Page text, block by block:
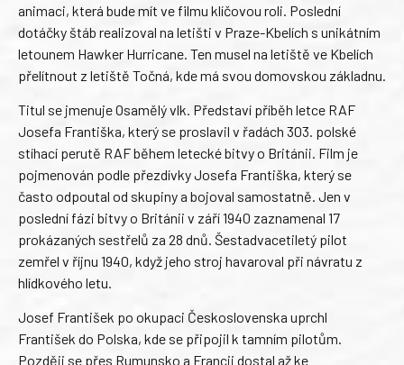
animaci, která bude mít ve filmu klíčovou roli. Poslední
dotáčky štáb realizoval na letišti v Praze-Kbelích s unikátním
letounem Hawker Hurricane. Ten musel na letiště ve Kbelích
přelítnout z letiště Točná, kde má svou domovskou základnu.
Titul se jmenuje Osamělý vlk. Představí příběh letce RAF
Josefa Františka, který se proslavil v řadách 303. polské
stíhací perutě RAF během letecké bitvy o Británii. Film je
pojmenován podle přezdívky Josefa Františka, který se
často odpoutal od skupiny a bojoval samostatně. Jen v
poslední fázi bitvy o Británii v září 1940 zaznamenal 17
prokázaných sestřelů za 28 dnů. Šestadvacetiletý pilot
zemřel v říjnu 1940, když jeho stroj havaroval při návratu z
hlídkového letu.
Josef František po okupaci Československa uprchl
František do Polska, kde se připojil k tamním pilotům.
Později se přes Rumunsko a Francii dostal až ke